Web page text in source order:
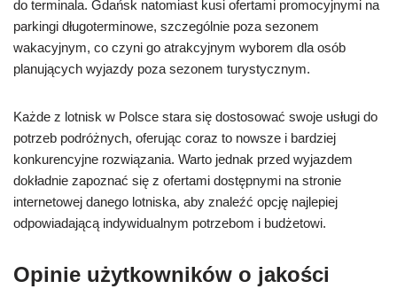
do terminala. Gdańsk natomiast kusi ofertami promocyjnymi na
parkingi długoterminowe, szczególnie poza sezonem
wakacyjnym, co czyni go atrakcyjnym wyborem dla osób
planujących wyjazdy poza sezonem turystycznym.
Każde z lotnisk w Polsce stara się dostosować swoje usługi do
potrzeb podróżnych, oferując coraz to nowsze i bardziej
konkurencyjne rozwiązania. Warto jednak przed wyjazdem
dokładnie zapoznać się z ofertami dostępnymi na stronie
internetowej danego lotniska, aby znaleźć opcję najlepiej
odpowiadającą indywidualnym potrzebom i budżetowi.
Opinie użytkowników o jakości